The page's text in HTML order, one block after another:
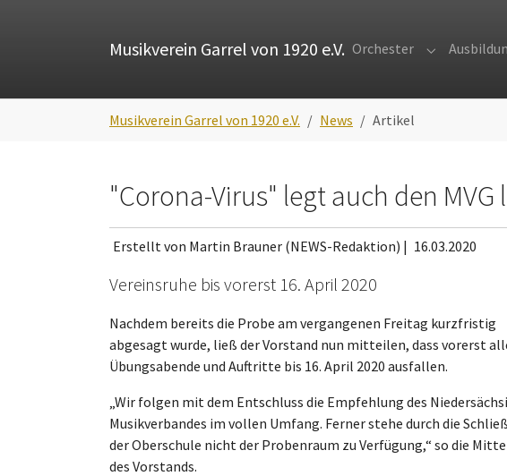
Musikverein Garrel von 1920 e.V. Orchester Submenu
Musikverein Garrel von 1920 e.V. News Artikel
"Corona-Virus" legt auch den MVG
Erstellt von Martin Brauner (NEWS-Redaktion) | 16.03.2020
Vereinsruhe bis vorerst 16. April 2020
Nachdem bereits die Probe am vergangenen Freitag kurzfristig
abgesagt wurde, ließ der Vorstand nun mitteilen, dass vorerst
Übungsabende und Auftritte bis 16. April 2020 ausfallen.
„Wir folgen mit dem Entschluss die Empfehlung des
Musikverbandes im vollen Umfang. Ferner stehe durch die
der Oberschule nicht der Probenraum zu Verfügung,“ so die
des Vorstands.